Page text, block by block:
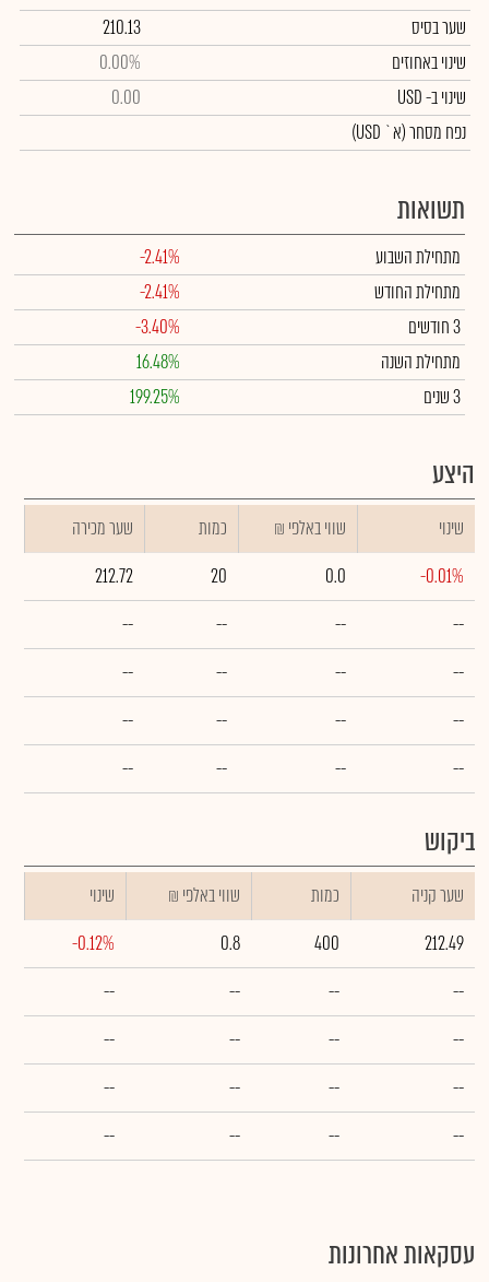
שער בסיס
210.13
שינוי באחוזים
0.00%
שינויב- USD
0.00
נפח מסחר(א` USD)
תשואות
מתחילת השבוע
-2.41%
מתחילת החודש
-2.41%
3 חודשים
-3.40%
מתחילת השנה
16.48%
3 שנים
199.25%
היצע
שינוי ₪ שווי באלפי כמות
שער מכירה
-0.01%
0.0
20
212.72
--
--
--
--
--
--
--
--
--
--
--
--
--
--
--
--
ביקוש
שער קניה כמות ₪ שווי באלפי
שינוי
212.49
400
0.8
-0.12%
--
--
--
--
--
--
--
--
--
--
--
--
--
--
--
--
עסקאות אחרונות